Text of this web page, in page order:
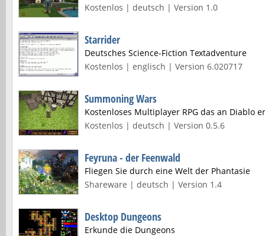
Kostenlos | deutsch | Version 1.0
Starrider
Deutsches Science-Fiction Textadventure
Kostenlos | englisch | Version 6.020717
Summoning Wars
Kostenloses Multiplayer RPG das an Diablo
Kostenlos | deutsch | Version 0.5.6
Feyruna - der Feenwald
Fliegen Sie durch eine Welt der Phantasie
Shareware | deutsch | Version 1.4
Desktop Dungeons
Erkunde die Dungeons